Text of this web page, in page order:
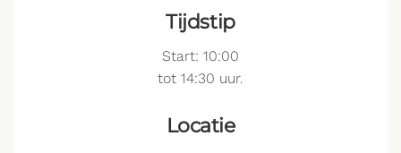
Tijdstip
Start: 10:00
tot 14:30 uur.
Locatie